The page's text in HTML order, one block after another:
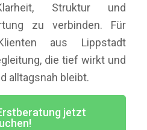
Struktur und
zu verbinden. Für
aus Lippstadt
die tief wirkt und
alltagsnah bleibt.
jetzt